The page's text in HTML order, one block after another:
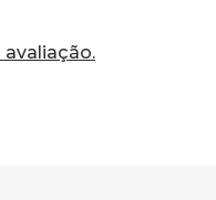
avaliação.